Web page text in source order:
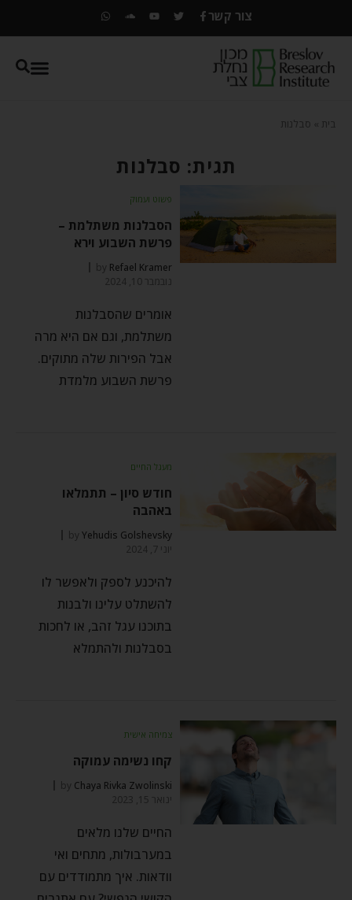
צור קשר
בית סבלנות
תגית: סבלנות
פשוט ועמוק
הסבלנות משתלמת –
פרשת השבוע וירא
by Refael Kramer
נובמבר 10, 2024
אומרים שהסבלנות
משתלמת, וגם אם היא מרה
אבל הפירות שלה מתוקים.
פרשת השבוע מלמדת
מעגל החיים
חודש סיון – תתמלאו
באהבה
byYehudis Golshevsky
יוני 7, 2024
להיכנע לספק ולאפשר לו
להשתלט עלינו ולבנות
בתוכנו עגל זהב, או לחכות
בסבלנות ולהתמלא
צמיחה אישית
קחו נשימה עמוקה
by Chaya Rivka Zwolinski
ינואר 15, 2023
החיים שלנו מלאים
במערבולות, מתחים ואי
וודאות. איך מתמודדים עם